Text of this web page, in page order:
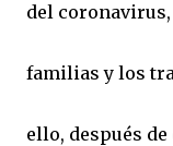
del
familias y los
ello, después